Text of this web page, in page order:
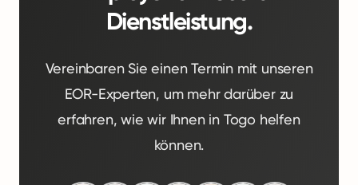
Dienstleistung.
Vereinbaren Sie einen Termin mit unseren
EOR-Experten, um mehr darüber zu
erfahren, wie wir Ihnen in Togo helfen
können.